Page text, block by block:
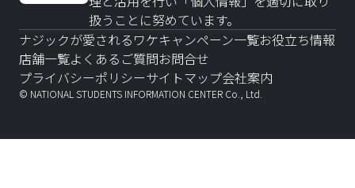
扱うことに努めています。
ナジックが愛されるワケキャンペーン一覧お役立ち情報
店舗一覧よくあるご質問お問合せ
プライバシーポリシーサイトマップ会社案内
© NATIONAL STUDENTS INFORMATION CENTER Co., Ltd.